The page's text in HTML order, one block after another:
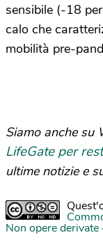
sensibile (-18
calo che
mobilità pre-
Siamo anche su
LifeGate per
ultime notizie e
Non opere